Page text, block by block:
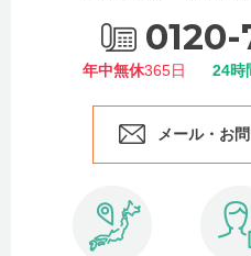
年中無休365日 24時
メール・お